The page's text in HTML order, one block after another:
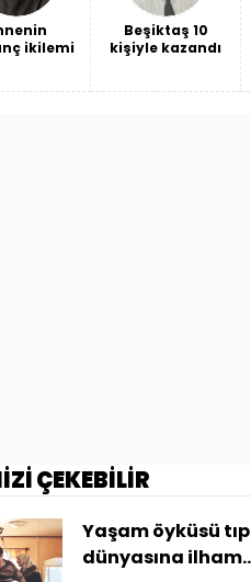
ikilemi
Beşiktaş 10
kişiyle kazandı
ÇEKEBİLİR
Yaşam öyküsü tıp
dünyasına ilham